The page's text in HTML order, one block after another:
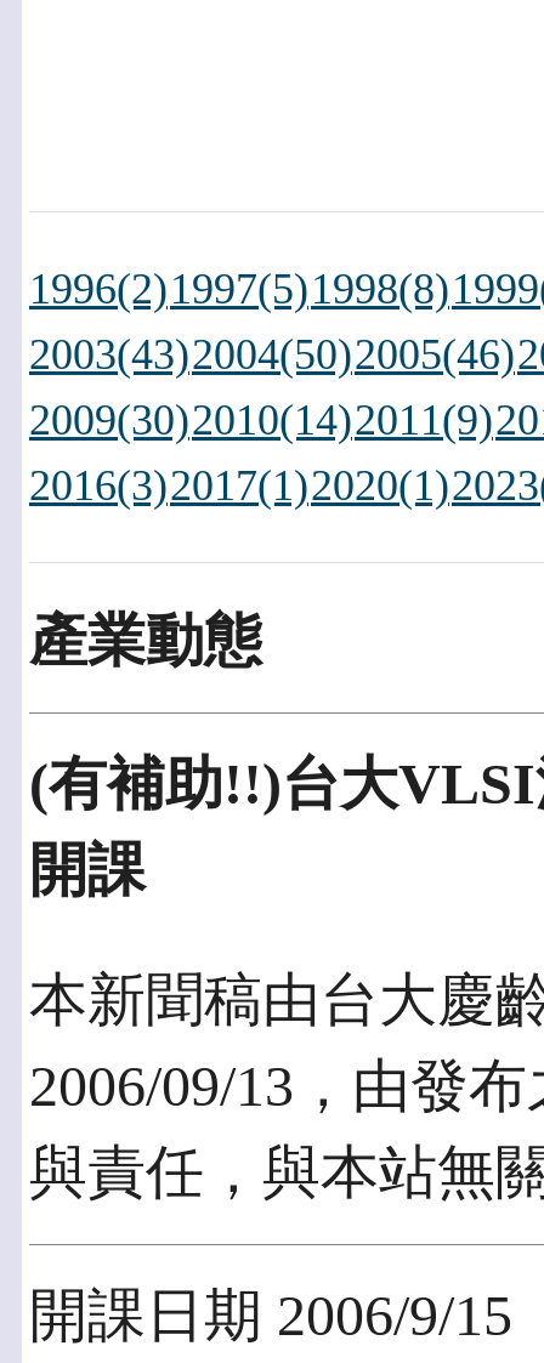
1996(2)1997(5)1998(8)
2003(43)2004(50)2005(46)
2009(30)2010(14)2011(9)
2016(3)2017(1)2020(1)
產業動態
(有補助!!)台大
開課
本新聞稿由台大慶
2006/09/13，由發
與責任，與本站無
開課日期 2006/9/15